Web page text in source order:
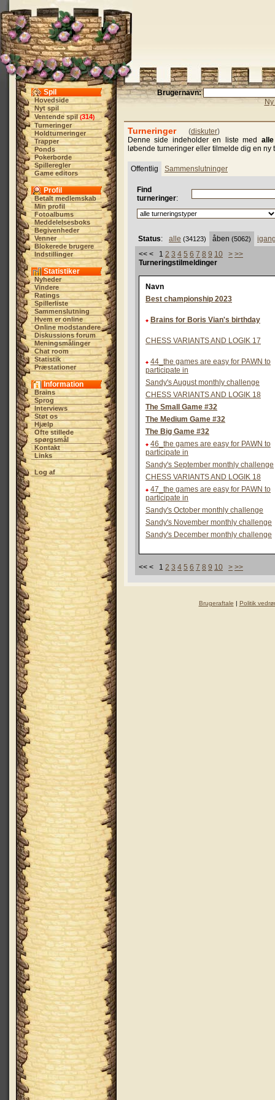
Spil
Hovedside
Nyt spil
Ventende spil (314)
Turneringer
Holdturneringer
Trapper
Ponds
Pokerborde
Spilleregler
Game editors
Profil
Betalt medlemskab
Min profil
Fotoalbums
Meddelelsesboks
Begivenheder
Venner
Blokerede brugere
Indstillinger
Statistiker
Nyheder
Vindere
Ratings
Spillerliste
Sammenslutning
Hvem er online
Online modstandere
Diskussions forum
Meningsmålinger
Chat room
Statistik
Præstationer
Information
Brains
Sprog
Interviews
Støt os
Hjælp
Ofte stillede
spørgsmål
Kontakt
Links
Log af
Brugernavn:
Turneringer (diskuter)
Denne side indeholder en liste med alle
løbende turneringer eller tilmelde dig en
Offentlig Sammenslutninger
Find
turneringer:
Status: alle (34123) åben (5062)
<< < 1 2 3 4 5 6 7 8 9 10 > >>
Turneringstilmeldinger
Navn
Best championship 2023
Brains for Boris Vian's birthday
CHESS VARIANTS AND LOGIK 17
44_the games are easy for PAWN to
participate in
Sandy's August monthly challenge
CHESS VARIANTS AND LOGIK 18
The Small Game #32
The Medium Game #32
The Big Game #32
46_the games are easy for PAWN to
participate in
Sandy's September monthly challenge
CHESS VARIANTS AND LOGIK 18
47_the games are easy for PAWN to
participate in
Sandy's October monthly challenge
Sandy's November monthly challenge
Sandy's December monthly challenge
<< < 1 2 3 4 5 6 7 8 9 10 > >>
Brugeraftale | Politik